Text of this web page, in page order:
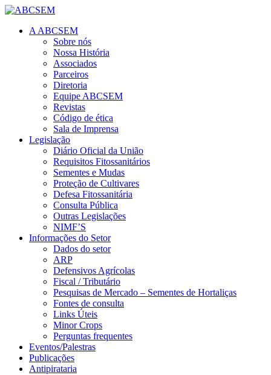
A ABCSEM
Sobre nós
Nossa História
Associados
Parceiros
Diretoria
Equipe ABCSEM
Revistas
Código de ética
Sala de Imprensa
Legislação
Diário Oficial da União
Requisitos Fitossanitários
Sementes e Mudas
Proteção de Cultivares
Defesa Fitossanitária
Consulta Pública
Outras Legislações
NIMF’S
Informações do Setor
Dados do setor
ARP
Defensivos Agrícolas
Fiscal / Tributário
Pesquisas de Mercado – Sementes de Hortaliças
Fontes de consulta
Links Úteis
Minor Crops
Perguntas frequentes
Eventos/Palestras
Publicações
Antipirataria